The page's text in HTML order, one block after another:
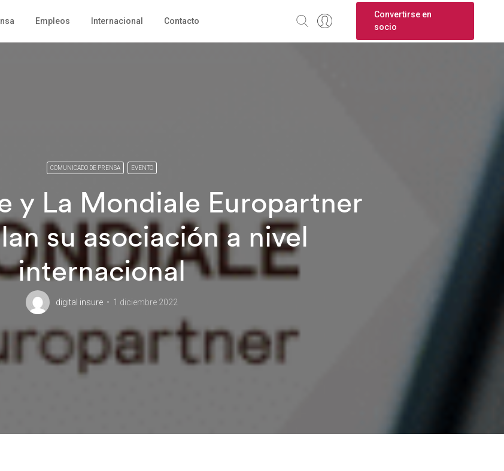
Empleos Internacional Contacto
Convertirse en
socio
COMUNICADO DE PRENSA EVENTO
y La Mondiale Europartner
su asociación a nivel
internacional
digital insure 1 diciembre 2022